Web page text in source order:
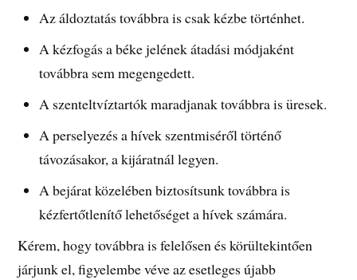
Az áldoztatás továbbra is csak kézbe történhet.
A kézfogás a béke jelének átadási módjaként
továbbra sem megengedett.
A szenteltvíztartók maradjanak továbbra is üresek.
A perselyezés a hívek szentmiséről történő
távozásakor, a kijáratnál legyen.
A bejárat közelében biztosítsunk továbbra is
kézfertőtlenítő lehetőséget a hívek számára.
Kérem, hogy továbbra is felelősen és körültekintően
járjunk el, figyelembe véve az esetleges újabb